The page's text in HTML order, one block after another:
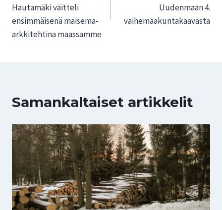
Hautamäki väitteli
ensimmäisenä maisema-
arkkitehtina maassamme
Uudenmaan 4.
vaihemaakuntakaavasta
Samankaltaiset artikkelit